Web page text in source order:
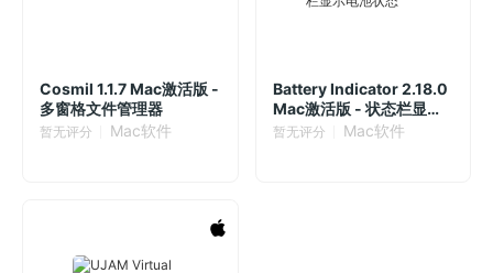
Cosmil 1.1.7 Mac激活版 -
多窗格文件管理器
暂无评分 Mac软件
Battery Indicator 2.18.0
Mac激活版 - 状态栏显示
电池状态
暂无评分 Mac软件